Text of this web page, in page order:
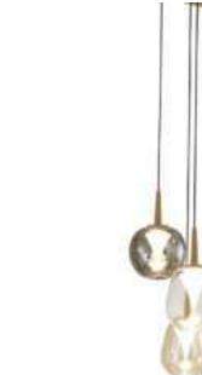
nella
del